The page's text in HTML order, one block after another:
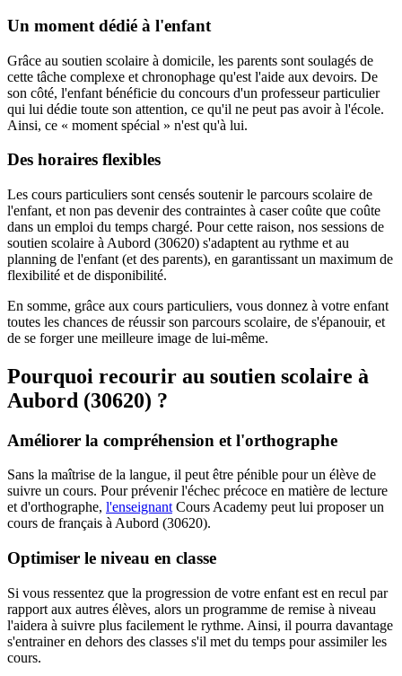
Un moment dédié à l'enfant
Grâce au soutien scolaire à domicile, les parents sont soulagés de
cette tâche complexe et chronophage qu'est l'aide aux devoirs. De
son côté, l'enfant bénéficie du concours d'un professeur particulier
qui lui dédie toute son attention, ce qu'il ne peut pas avoir à l'école.
Ainsi, ce « moment spécial » n'est qu'à lui.
Des horaires flexibles
Les cours particuliers sont censés soutenir le parcours scolaire de
l'enfant, et non pas devenir des contraintes à caser coûte que coûte
dans un emploi du temps chargé. Pour cette raison, nos sessions de
soutien scolaire à Aubord (30620) s'adaptent au rythme et au
planning de l'enfant (et des parents), en garantissant un maximum de
flexibilité et de disponibilité.
En somme, grâce aux cours particuliers, vous donnez à votre enfant
toutes les chances de réussir son parcours scolaire, de s'épanouir, et
de se forger une meilleure image de lui-même.
Pourquoi recourir au soutien scolaire à
Aubord (30620) ?
Améliorer la compréhension et l'orthographe
Sans la maîtrise de la langue, il peut être pénible pour un élève de
suivre un cours. Pour prévenir l'échec précoce en matière de lecture
et d'orthographe, l'enseignantCours Academy peut lui proposer un
cours de français à Aubord (30620).
Optimiser le niveau en classe
Si vous ressentez que la progression de votre enfant est en recul par
rapport aux autres élèves, alors un programme de remise à niveau
l'aidera à suivre plus facilement le rythme. Ainsi, il pourra davantage
s'entrainer en dehors des classes s'il met du temps pour assimiler les
cours.